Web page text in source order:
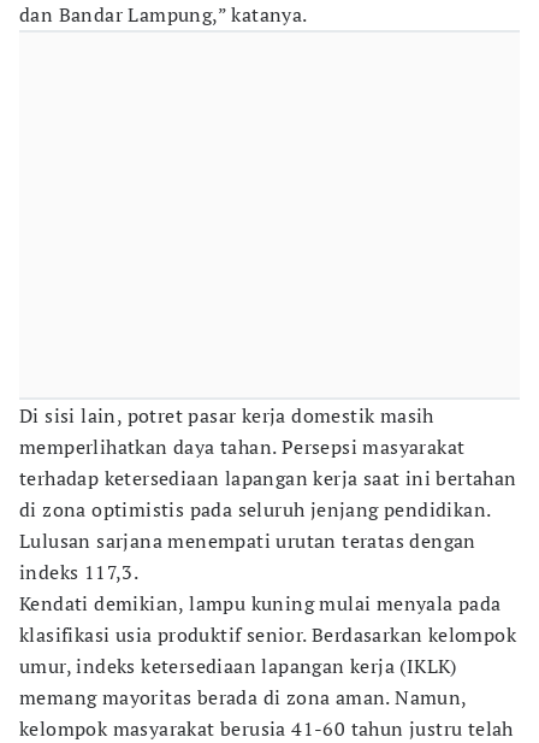
dan Bandar Lampung,” katanya.
Di sisi lain, potret pasar kerja domestik masih
memperlihatkan daya tahan. Persepsi masyarakat
terhadap ketersediaan lapangan kerja saat ini bertahan
di zona optimistis pada seluruh jenjang pendidikan.
Lulusan sarjana menempati urutan teratas dengan
indeks 117,3.
Kendati demikian, lampu kuning mulai menyala pada
klasifikasi usia produktif senior. Berdasarkan kelompok
umur, indeks ketersediaan lapangan kerja (IKLK)
memang mayoritas berada di zona aman. Namun,
kelompok masyarakat berusia 41-60 tahun justru telah